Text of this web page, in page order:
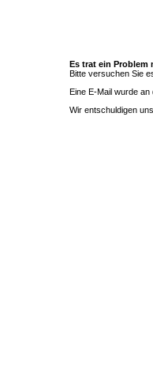
Es trat ein Problem
Bitte versuchen Sie
Eine E-Mail wurde an
Wir entschuldigen